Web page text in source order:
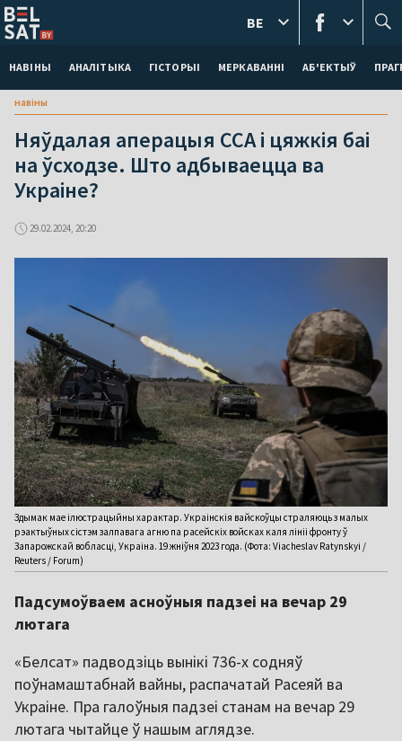
НАВІНЫ АНАЛІТЫКА ГІСТОРЫІ МЕРКАВАННI АБ'ЕКТЫЎ
BE
навіны
Няўдалая аперацыя ССА і цяжкія баі
на ўсходзе. Што адбываецца ва
Украіне?
29.02.2024, 20:20
Здымак мае ілюстрацыйны характар. Украінскія вайскоўцы страляюць з малых
рэактыўных сістэм залпавага агню па расейскіх войсках каля лініі фронту ў
Запарожскай вобласці, Украіна. 19 жніўня 2023 года. (Фота: Viacheslav Ratynskyi /
Reuters / Forum)
Падсумоўваем асноўныя падзеі на вечар 29
лютага
«Белсат» падводзіць вынікі 736-х содняў
поўнамаштабнай вайны, распачатай Расеяй ва
Украіне. Пра галоўныя падзеі станам на вечар 29
лютага чытайце ў нашым аглядзе.